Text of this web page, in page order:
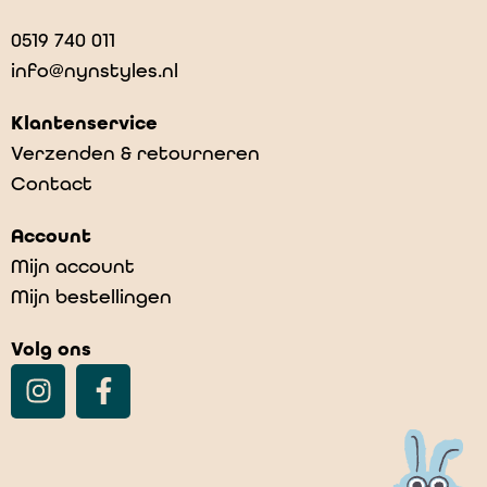
0519 740 011
info@nynstyles.nl
Klantenservice
Verzenden & retourneren
Contact
Account
Mijn account
Mijn bestellingen
Volg ons